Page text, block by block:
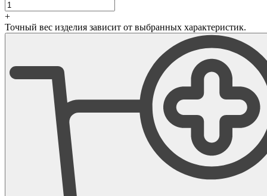
+
Точный вес изделия зависит от выбранных характеристик.